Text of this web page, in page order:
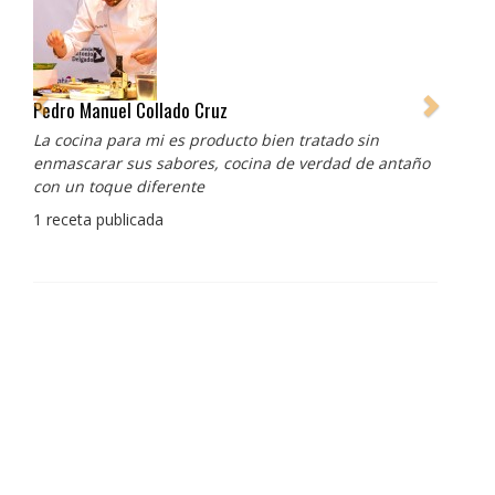
Pedro Manuel Collado Cruz
La cocina para mi es producto bien tratado sin
enmascarar sus sabores, cocina de verdad de antaño
con un toque diferente
1 receta publicada